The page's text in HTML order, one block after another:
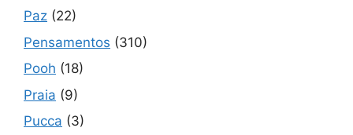
Paz (22)
Pensamentos (310)
Pooh (18)
Praia (9)
Pucca (3)